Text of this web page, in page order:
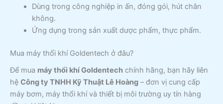
Dùng trong công nghiệp in ấn, đóng gói, hút chân
không.
Ứng dụng trong sản xuất dược phẩm, thực phẩm.
Mua máy thổi khí Goldentech ở đâu?
Để mua máy thổi khí Goldentech chính hãng, bạn hãy liên
hệ Công ty TNHH Kỹ Thuật Lê Hoàng – đơn vị cung cấp
máy bơm, máy thổi khí và thiết bị môi trường uy tín hàng